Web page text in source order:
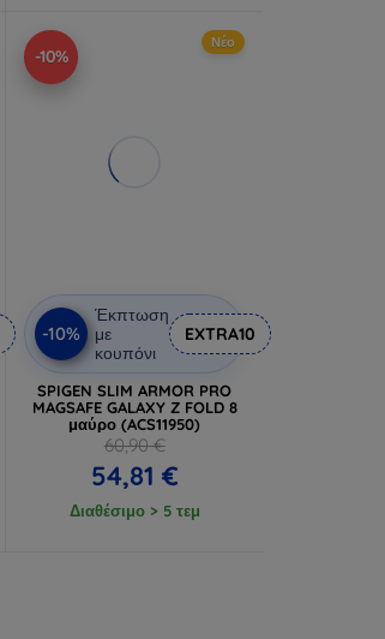
-10%
Νέο
-10%
Έκπτωση
με
κουπόνι
EXTRA10
SPIGEN SLIM ARMOR PRO
MAGSAFE GALAXY Z FOLD 8
μαύρο (ACS11950)
60,90 €
54,81 €
Διαθέσιμο > 5 τεμ